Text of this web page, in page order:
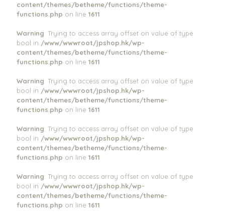
content/themes/betheme/functions/theme-
functions.php on line 1611
Warning: Trying to access array offset on value of type
bool in /www/wwwroot/jpshop.hk/wp-
content/themes/betheme/functions/theme-
functions.php on line 1611
Warning: Trying to access array offset on value of type
bool in /www/wwwroot/jpshop.hk/wp-
content/themes/betheme/functions/theme-
functions.php on line 1611
Warning: Trying to access array offset on value of type
bool in /www/wwwroot/jpshop.hk/wp-
content/themes/betheme/functions/theme-
functions.php on line 1611
Warning: Trying to access array offset on value of type
bool in /www/wwwroot/jpshop.hk/wp-
content/themes/betheme/functions/theme-
functions.php on line 1611